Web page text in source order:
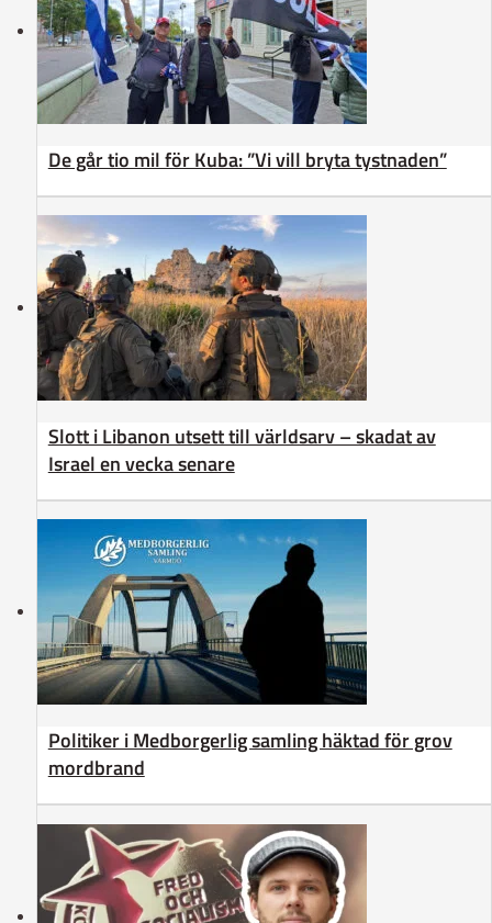
De går tio mil för Kuba: ”Vi vill bryta tystnaden”
Slott i Libanon utsett till världsarv – skadat av
Israel en vecka senare
Politiker i Medborgerlig samling häktad för grov
mordbrand